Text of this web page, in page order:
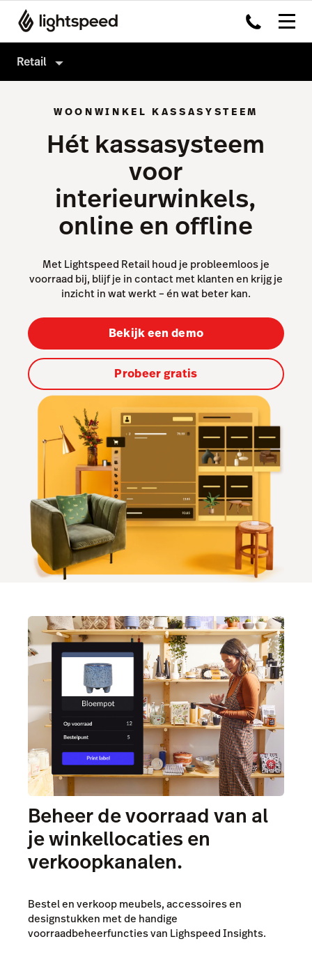
Retail
Kassasysteem
Payments
Capital
Service Orders
Inventory
Marketing & Loyalty
AI Showroom
Scanner
Hardware
Multi-locatie
Klanten
WOONWINKEL KASSASYSTEEM
Hét kassasysteem
voor
interieurwinkels,
online en offline
Met Lightspeed Retail houd je probleemloos je
voorraad bij, blijf je in contact met klanten en krijg je
inzicht in wat werkt – én wat beter kan.
Bekijk een demo
Probeer gratis
Beheer de voorraad van al
je winkellocaties en
verkoopkanalen.
Bestel en verkoop meubels, accessoires en
designstukken met de handige
voorraadbeheerfuncties van Lighspeed Insights.